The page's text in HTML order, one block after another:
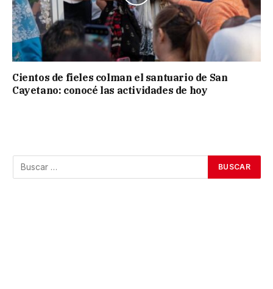
Cientos de fieles colman el santuario de San
Cayetano: conocé las actividades de hoy